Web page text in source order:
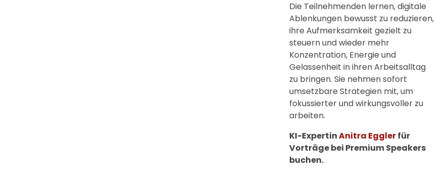
Die Teilnehmenden lernen, digitale
Ablenkungen bewusst zu reduzieren,
ihre Aufmerksamkeit gezielt zu
steuern und wieder mehr
Konzentration, Energie und
Gelassenheit in ihren Arbeitsalltag
zu bringen. Sie nehmen sofort
umsetzbare Strategien mit, um
fokussierter und wirkungsvoller zu
arbeiten.
KI-ExpertinAnitra Egglerfür
Vorträge bei Premium Speakers
buchen.